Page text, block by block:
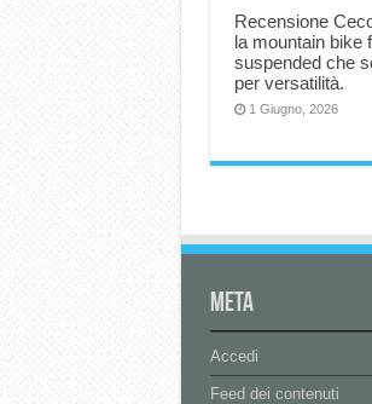
Recensione
la mountain bike
suspended che
per versatilità.
1 Giugno, 2026
Meta
Accedi
Feed dei contenuti